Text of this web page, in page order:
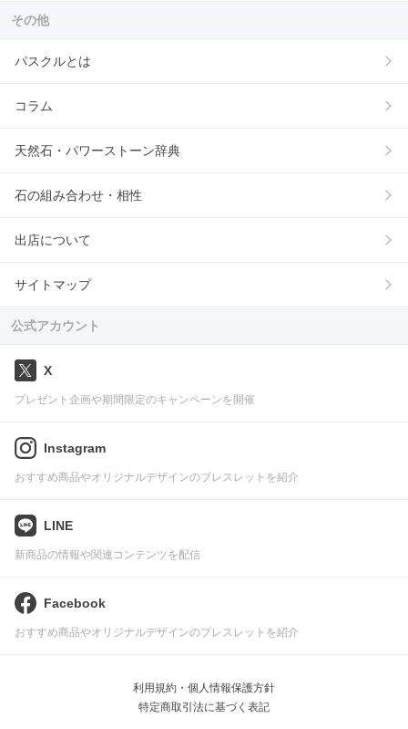
その他
パスクルとは
コラム
天然石・パワーストーン辞典
石の組み合わせ・相性
出店について
サイトマップ
公式アカウント
X
プレゼント企画や期間限定のキャンペーンを開催
Instagram
おすすめ商品やオリジナルデザインのブレスレットを紹介
LINE
新商品の情報や関連コンテンツを配信
Facebook
おすすめ商品やオリジナルデザインのブレスレットを紹介
利用規約・個人情報保護方針
特定商取引法に基づく表記